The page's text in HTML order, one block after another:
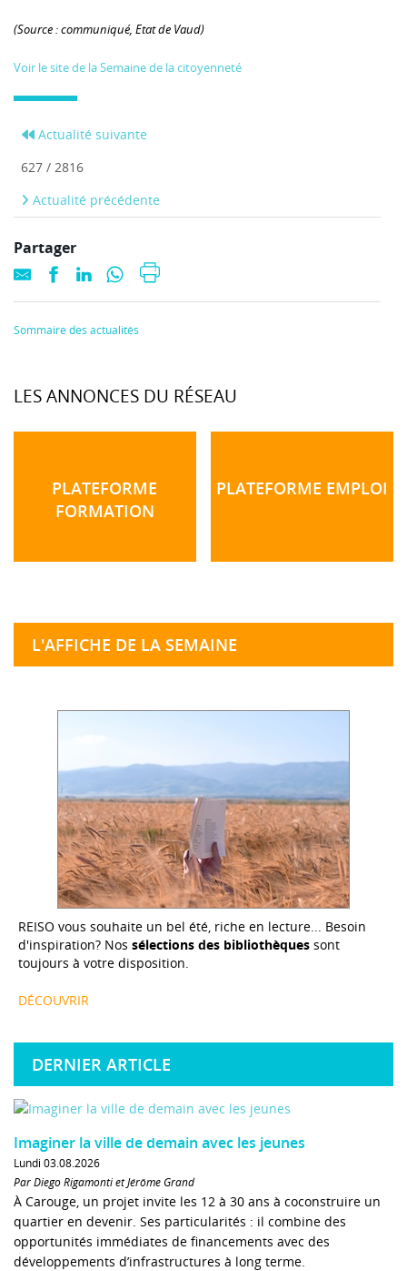
(Source : communiqué, Etat de Vaud)
Voir le site de la Semaine de la citoyenneté
Actualité suivante
627 / 2816
Actualité précédente
Partager
Sommaire des actualités
LES ANNONCES DU RÉSEAU
PLATEFORME
FORMATION
PLATEFORME EMPLOI
L'AFFICHE DE LA SEMAINE
REISO vous souhaite un bel été, riche en lecture... Besoin
d'inspiration? Nos sélections des bibliothèques sont
toujours à votre disposition.
DÉCOUVRIR
DERNIER ARTICLE
Imaginer la ville de demain avec les jeunes
Lundi 03.08.2026
Par Diego Rigamonti et Jérôme Grand
À Carouge, un projet invite les 12 à 30 ans à coconstruire un
quartier en devenir. Ses particularités : il combine des
opportunités immédiates de financements avec des
développements d’infrastructures à long terme.